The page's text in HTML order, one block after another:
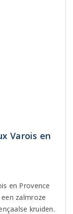
Varois en
en Provence
zalmroze
kruiden.